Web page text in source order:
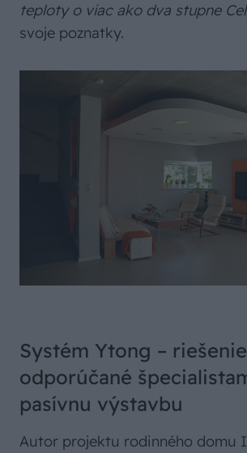
teploty o viac ako dva stupne
svoje poznatky.
Systém Ytong – riešenie
odporúčané
pasívnu výstavbu
Autor projektu rodinného domu